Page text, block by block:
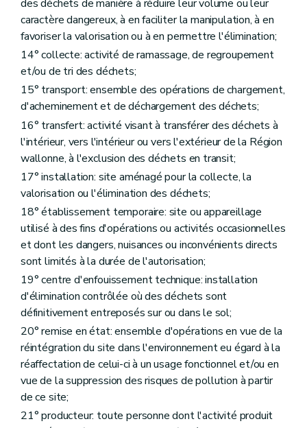
Art. 52
Art. 53
Art. 54
Art. 55
Art. 55bis
Art. 56
Art. 57
Art. 58
Art. 59
Chapitre X Surveillance, sautions administratives et pénales
Section première Surveillance, recherche et constatation des infractions
Art. 45
Art. 46
Section 2 Sanctions administratives
Art. 47
Art. 48
Art. 49
Art. 50
Section 3 Sanctions pénales
Art. 51
Art. 53
Art. 54
Art. 55
Art. 56
Art. 57
Art. 58
Art. 59
Chapitre XI
Exécution des obligations internationales
Art. 60
Art. 61
Chapitre XI Exécution des obligations internationales
des déchets de manière à réduire leur volume ou leur
caractère dangereux, à en faciliter la manipulation, à en
favoriser la valorisation ou à en permettre l'élimination;
14° collecte: activité de ramassage, de regroupement
et/ou de tri des déchets;
15° transport: ensemble des opérations de chargement,
d'acheminement et de déchargement des déchets;
16° transfert: activité visant à transférer des déchets à
l'intérieur, vers l'intérieur ou vers l'extérieur de la Région
wallonne, à l'exclusion des déchets en transit;
17° installation: site aménagé pour la collecte, la
valorisation ou l'élimination des déchets;
18° établissement temporaire: site ou appareillage
utilisé à des fins d'opérations ou activités occasionnelles
et dont les dangers, nuisances ou inconvénients directs
sont limités à la durée de l'autorisation;
19° centre d'enfouissement technique: installation
d'élimination contrôlée où des déchets sont
définitivement entreposés sur ou dans le sol;
20° remise en état: ensemble d'opérations en vue de la
réintégration du site dans l'environnement eu égard à la
réaffectation de celui-ci à un usage fonctionnel et/ou en
vue de la suppression des risques de pollution à partir
de ce site;
21° producteur: toute personne dont l'activité produit